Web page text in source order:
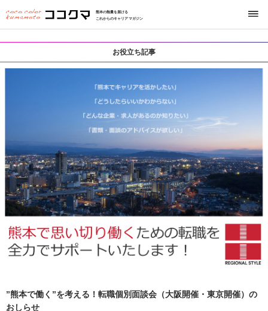
熊本の熱量を届ける
これからのキャリアマガジン
お役立ち記事
”熊本で働く”を考える！転職個別面談会（大阪開催・東京開催）の
おしらせ